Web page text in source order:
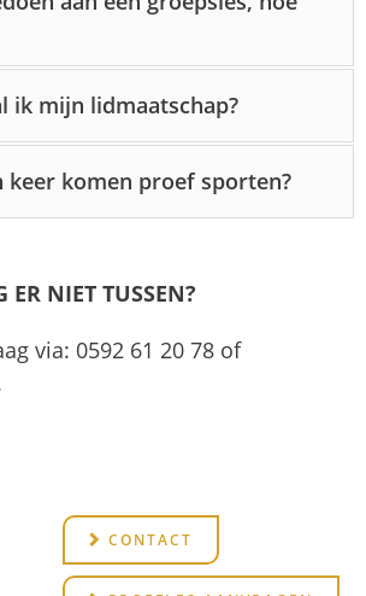
ik mijn lidmaatschap?
keer komen proef sporten?
ER NIET TUSSEN?
via: 0592 61 20 78 of
CONTACT